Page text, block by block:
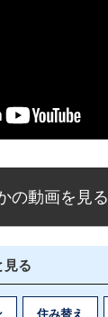
の動画を見る
見る
住み替え